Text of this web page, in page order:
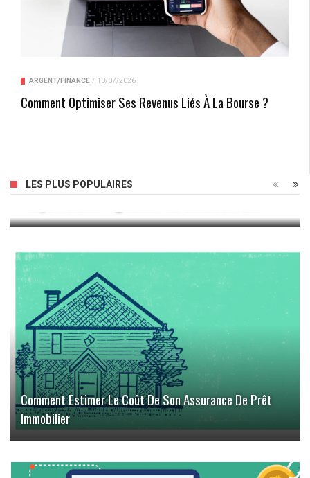
ARGENT/FINANCE / 10/07/2026
Comment Optimiser Ses Revenus Liés À La Bourse ?
LES PLUS POPULAIRES
Comment Estimer Le Coût De Son Assurance De Prêt
Immobilier